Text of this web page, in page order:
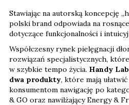
Stawiając na autorską koncepcję
polski brand odpowiada na
dotyczące funkcjonalności i
Współczesny rynek pielęgnacji
rozwiązań specjalistycznych,
w szybkie tempo życia. Handy
dwa produkty, które mają
konsumentom nawigację po
& GO oraz nawilżający Energy &